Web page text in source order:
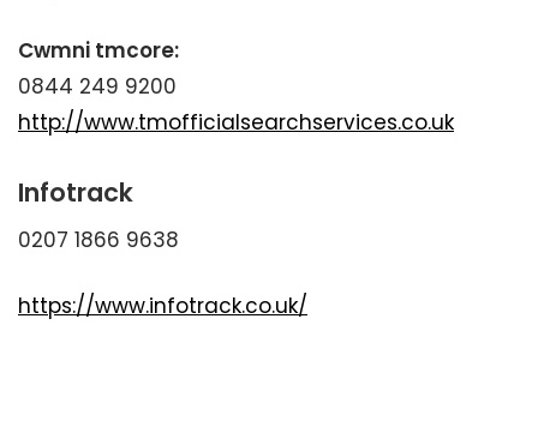
Cwmni tmcore:
0844 249 9200
http://www.tmofficialsearchservices.co.uk
Infotrack
0207 1866 9638
https://www.infotrack.co.uk/